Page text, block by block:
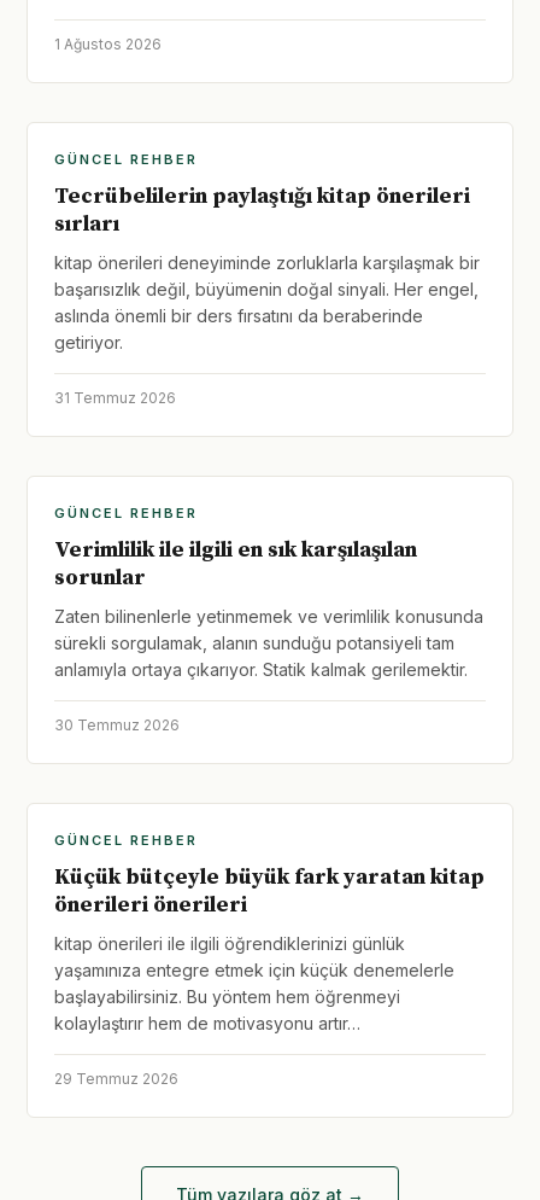
1 Ağustos 2026
GÜNCEL REHBER
Tecrübelilerin paylaştığı kitap önerileri
sırları
kitap önerileri deneyiminde zorluklarla karşılaşmak bir
başarısızlık değil, büyümenin doğal sinyali. Her engel,
aslında önemli bir ders fırsatını da beraberinde
getiriyor.
31 Temmuz 2026
GÜNCEL REHBER
Verimlilik ile ilgili en sık karşılaşılan
sorunlar
Zaten bilinenlerle yetinmemek ve verimlilik konusunda
sürekli sorgulamak, alanın sunduğu potansiyeli tam
anlamıyla ortaya çıkarıyor. Statik kalmak gerilemektir.
30 Temmuz 2026
GÜNCEL REHBER
Küçük bütçeyle büyük fark yaratan kitap
önerileri önerileri
kitap önerileri ile ilgili öğrendiklerinizi günlük
yaşamınıza entegre etmek için küçük denemelerle
başlayabilirsiniz. Bu yöntem hem öğrenmeyi
kolaylaştırır hem de motivasyonu artır…
29 Temmuz 2026
Tüm yazılara göz at →